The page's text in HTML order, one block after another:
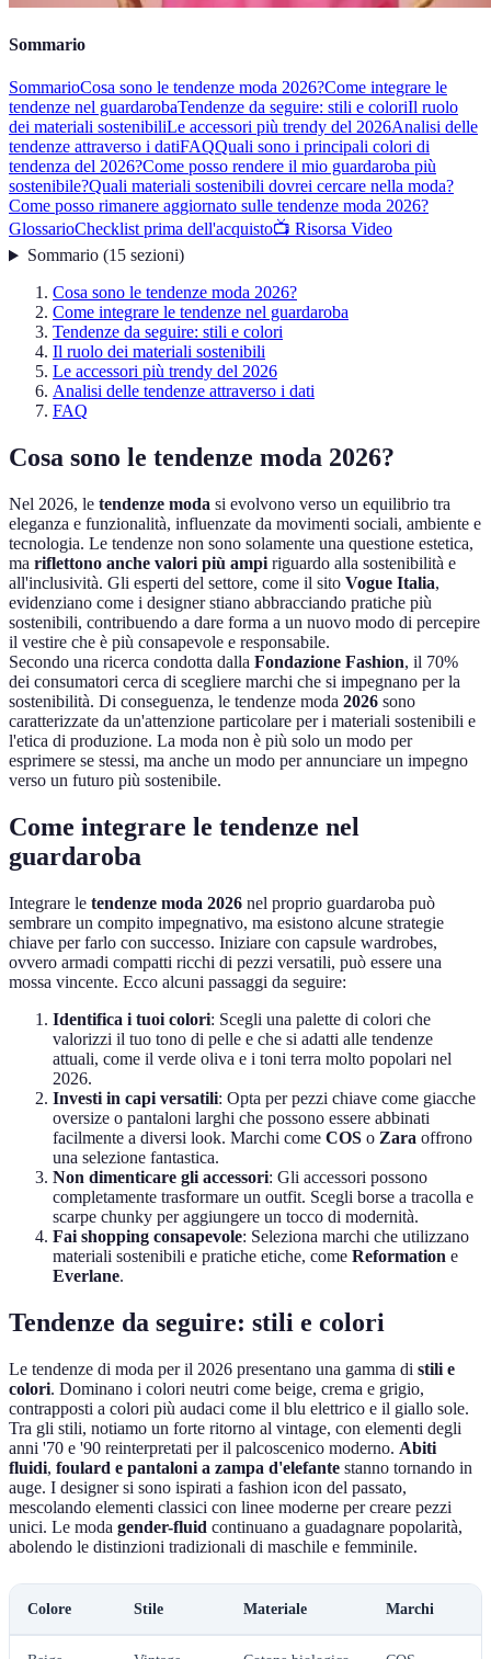
Sommario
SommarioCosa sono le tendenze moda 2026?Come integrare le
tendenze nel guardarobaTendenze da seguire: stili e coloriIl ruolo
dei materiali sostenibiliLe accessori più trendy del 2026Analisi delle
tendenze attraverso i datiFAQQuali sono i principali colori di
tendenza del 2026?Come posso rendere il mio guardaroba più
sostenibile?Quali materiali sostenibili dovrei cercare nella moda?
Come posso rimanere aggiornato sulle tendenze moda 2026?
GlossarioChecklist prima dell'acquisto📺 Risorsa Video
Sommario(15 sezioni)
Cosa sono le tendenze moda 2026?
Come integrare le tendenze nel guardaroba
Tendenze da seguire: stili e colori
Il ruolo dei materiali sostenibili
Le accessori più trendy del 2026
Analisi delle tendenze attraverso i dati
FAQ
Cosa sono le tendenze moda 2026?
Nel 2026, le tendenze moda si evolvono verso un equilibrio tra
eleganza e funzionalità, influenzate da movimenti sociali, ambiente e
tecnologia. Le tendenze non sono solamente una questione estetica,
ma riflettono anche valori più ampi riguardo alla sostenibilità e
all'inclusività. Gli esperti del settore, come il sito Vogue Italia,
evidenziano come i designer stiano abbracciando pratiche più
sostenibili, contribuendo a dare forma a un nuovo modo di percepire
il vestire che è più consapevole e responsabile.
Secondo una ricerca condotta dalla Fondazione Fashion, il 70%
dei consumatori cerca di scegliere marchi che si impegnano per la
sostenibilità. Di conseguenza, le tendenze moda 2026 sono
caratterizzate da un'attenzione particolare per i materiali sostenibili e
l'etica di produzione. La moda non è più solo un modo per
esprimere se stessi, ma anche un modo per annunciare un impegno
verso un futuro più sostenibile.
Come integrare le tendenze nel
guardaroba
Integrare le tendenze moda 2026 nel proprio guardaroba può
sembrare un compito impegnativo, ma esistono alcune strategie
chiave per farlo con successo. Iniziare con capsule wardrobes,
ovvero armadi compatti ricchi di pezzi versatili, può essere una
mossa vincente. Ecco alcuni passaggi da seguire:
Identifica i tuoi colori: Scegli una palette di colori che
valorizzi il tuo tono di pelle e che si adatti alle tendenze
attuali, come il verde oliva e i toni terra molto popolari nel
2026.
Investi in capi versatili: Opta per pezzi chiave come giacche
oversize o pantaloni larghi che possono essere abbinati
facilmente a diversi look. Marchi come COS o Zara offrono
una selezione fantastica.
Non dimenticare gli accessori: Gli accessori possono
completamente trasformare un outfit. Scegli borse a tracolla e
scarpe chunky per aggiungere un tocco di modernità.
Fai shopping consapevole: Seleziona marchi che utilizzano
materiali sostenibili e pratiche etiche, come Reformation e
Everlane.
Tendenze da seguire: stili e colori
Le tendenze di moda per il 2026 presentano una gamma di stili e
colori. Dominano i colori neutri come beige, crema e grigio,
contrapposti a colori più audaci come il blu elettrico e il giallo sole.
Tra gli stili, notiamo un forte ritorno al vintage, con elementi degli
anni '70 e '90 reinterpretati per il palcoscenico moderno. Abiti
fluidi, foulard e pantaloni a zampa d'elefante stanno tornando in
auge. I designer si sono ispirati a fashion icon del passato,
mescolando elementi classici con linee moderne per creare pezzi
unici. Le moda gender-fluid continuano a guadagnare popolarità,
abolendo le distinzioni tradizionali di maschile e femminile.
Colore Stile Materiale Marchi